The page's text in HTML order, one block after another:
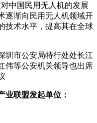
中国民用无人机的发展
逐渐向民用无人机领域开
技术水平，提高其在全球
市公安局特行处处长江
伟等公安机关领导也出席
业联盟发起单位：